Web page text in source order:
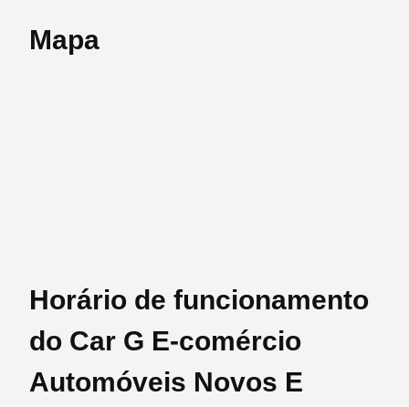
Mapa
Horário de funcionamento
do Car G E-comércio
Automóveis Novos E